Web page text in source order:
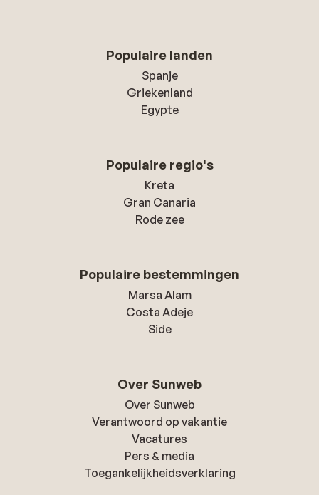
Populaire landen
Spanje
Griekenland
Egypte
Populaire regio's
Kreta
Gran Canaria
Rode zee
Populaire bestemmingen
Marsa Alam
Costa Adeje
Side
Over Sunweb
Over Sunweb
Verantwoord op vakantie
Vacatures
Pers & media
Toegankelijkheidsverklaring